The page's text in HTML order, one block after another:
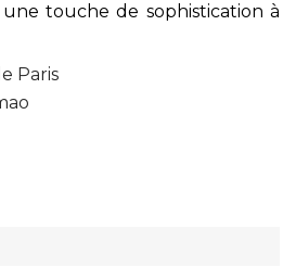
touche de sophistication à
Paris